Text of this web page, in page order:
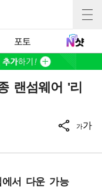
포토
랜섬웨어 '리
가가
에서 다운 가능